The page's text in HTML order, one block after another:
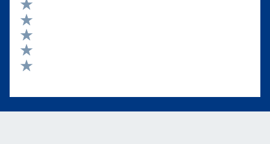
Valuta 5 stelle su 5
Valuta 4 stelle su 5
Valuta 3 stelle su 5
Valuta 2 stelle su 5